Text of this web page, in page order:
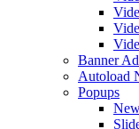
Banner
Autoload
Popups